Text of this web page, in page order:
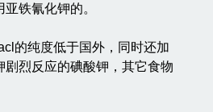
铁氰化钾的。
纯度低于国外，同时还加
剧烈反应的碘酸钾，其它食物